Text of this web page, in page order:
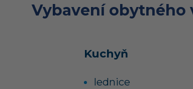
Vybavení obytného
Kuchyň
lednice